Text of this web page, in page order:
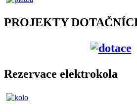
PROJEKTY
Rezervace elektrokola